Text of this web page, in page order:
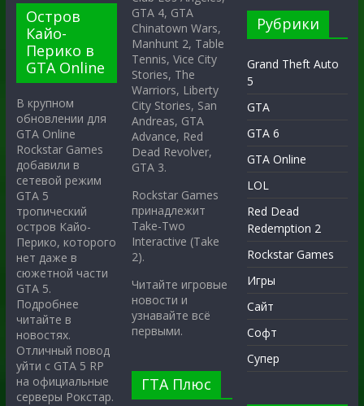
Остров
Кайо-
Перико в
GTA Online
В крупном
обновлении для
GTA Online
Rockstar Games
добавили в
сетевой режим
GTA 5
тропический
остров Кайо-
Перико, которого
нет даже в
сюжетной части
GTA 5.
Подробнее
читайте в
новостях.
Отличный повод
уйти с GTA 5 RP
на официальные
серверы Рокстар.
GTA 4, GTA
Chinatown Wars,
Manhunt 2, Table
Tennis, Vice City
Stories, The
Warriors, Liberty
City Stories, San
Andreas, GTA
Advance, Red
Dead Revolver,
GTA 3.
Rockstar Games
принадлежит
Take-Two
Interactive (Take
2).
Читайте игровые
новости и
узнавайте всё
первыми.
ГТА Плюс
Рубрики
Grand Theft Auto
5
GTA
GTA 6
GTA Online
LOL
Red Dead
Redemption 2
Rockstar Games
Игры
Сайт
Софт
Супер